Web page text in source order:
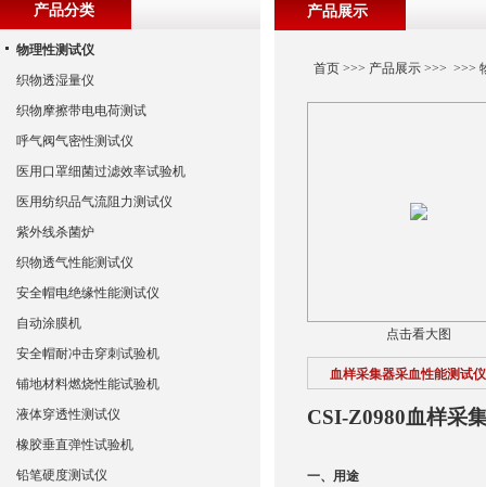
产品展示
首页>>> 产品展示>>> >>>
点击看大图
血样采集器采血性能测试仪
CSI-Z0980血样采
一、 用途
产品分类
物理性测试仪
织物透湿量仪
织物摩擦带电电荷测试
呼气阀气密性测试仪
医用口罩细菌过滤效率试验机
医用纺织品气流阻力测试仪
紫外线杀菌炉
织物透气性能测试仪
安全帽电绝缘性能测试仪
自动涂膜机
安全帽耐冲击穿刺试验机
铺地材料燃烧性能试验机
液体穿透性测试仪
橡胶垂直弹性试验机
铅笔硬度测试仪